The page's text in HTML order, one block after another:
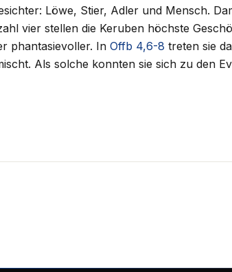
Löwe, Stier, Adler und Mensch.
vier stellen die Keruben höchste
phantasievoller. In Offb 4,6-8 treten sie
Als solche konnten sie sich zu den